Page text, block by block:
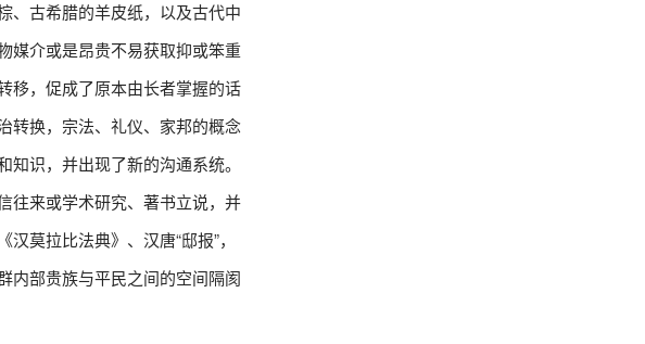
、古希腊的羊皮纸，以及古代中
媒介或是昂贵不易获取抑或笨重
移，促成了原本由长者掌握的话
转换，宗法、礼仪、家邦的概念
识，并出现了新的沟通系统。
往来或学术研究、著书立说，并
莫拉比法典》、汉唐“邸报”，
内部贵族与平民之间的空间隔阂